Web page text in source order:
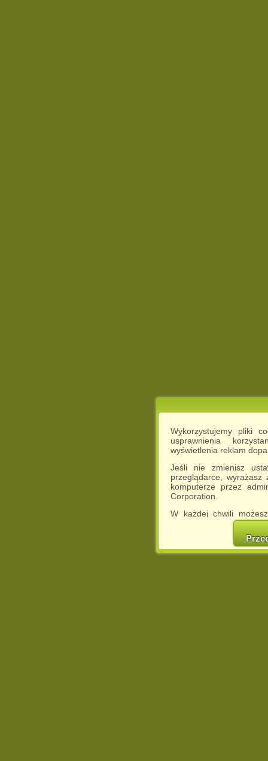
Wykorzystujemy pliki
usprawnienia
wyświetlenia reklam
Jeśli nie zmienisz
przeglądarce,
komputerze przez
Corporation.
W każdej chwili
cookies w swojej
w naszej
http://chomikuj.pl/